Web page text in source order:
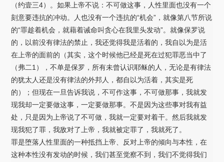
（约壹三4）。如果上帝不说：不可做这事，人性里面也没有一个
刻意要违抗的冲动。人也没有一个违抗的“机会”，就像第八节所说
的“罪趁着机会，就藉着诫命叫贪心在我里头发动”。就像保罗说
的，以前没有律法的禁止，我还觉得我是活着的，我自以为是活
在上帝的面前的（其实，这个时候他已经是死在过犯罪恶当中了
（弗二1），不单是保罗，所有未曾认识耶稣的人，无论是有律法
的犹太人还是没有律法的外邦人，都自以为活着，其实是死
的）；但现在一旦告诉我说，不可作这事，不可做那事，我就发
现我却一定要做这事，一定要做那事。不是因为这些事对我有益
处，只是因为上帝说了不可做，我就一定要对着干。然后我就发
现我犯了罪，我敌对了上帝，我就被定罪了，我就死了。
罪是堕落人性里面的一种抵挡上帝、反对上帝的倾向与本性，在
这种本性没有发动的时候，我们甚至觉察不到，我们不觉得我们